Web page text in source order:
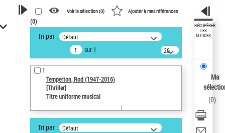
VOTRE RECHERCHE
Recherche avancée dans les
notices d’autorité
Œuvres liées à l'auteur :
Temperton, Rod (1947-2016)
Sauvegarder votre recherche
AFFINER
Type de notice d'autorité
Voir la sélection (0) Ajouter à mes références
(0)
Tri par : Défaut
sur 1
20
résultats/page
1
Temperton, Rod (1947-2016)
[Thriller]
Titre uniforme musical
Tri par : Défaut
RÉCUPÉRER
LES
NOTICES
Ma
(0)